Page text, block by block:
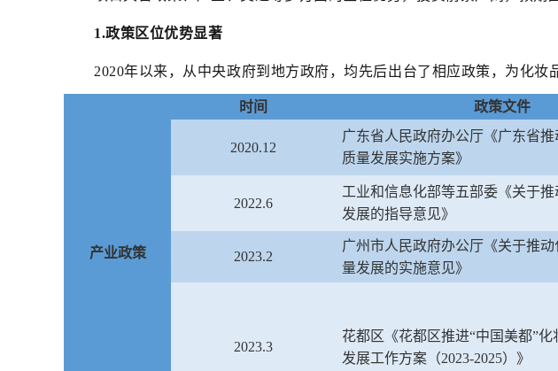
1.政策区位优势显著
2020年以来，从中央政府到地方政府，均先后出台了相应政策，为化妆
产业政策
时间 政策文件
2020.12
广东省人民政府办公厅《广东省
质量发展实施方案》
2022.6
工业和信息化部等五部委《关于
发展的指导意见》
2023.2
广州市人民政府办公厅《关于推
量发展的实施意见》
2023.3
花都区《花都区推进“中国美都”化
发展工作方案（2023-2025）》